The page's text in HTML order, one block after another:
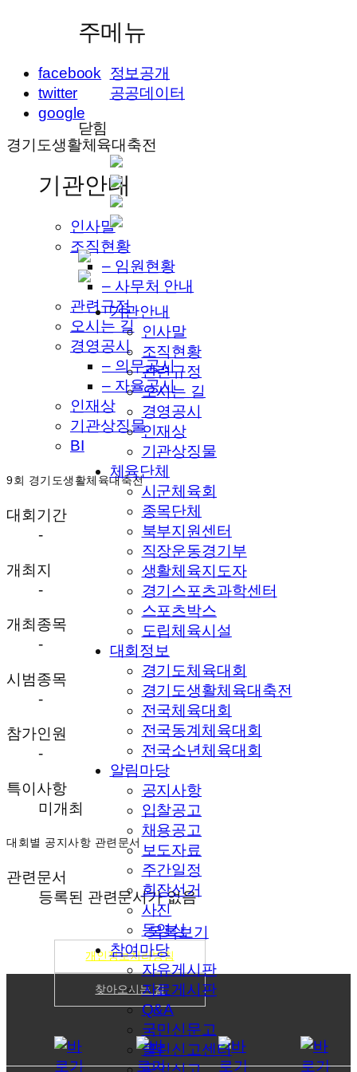
주메뉴
정보공개
공공데이터
닫힘
기관안내
인사말
조직현황
관련규정
오시는 길
경영공시
인재상
기관상징물
체육단체
시군체육회
종목단체
북부지원센터
직장운동경기부
생활체육지도자
경기스포츠과학센터
스포츠박스
도립체육시설
대회정보
경기도체육대회
경기도생활체육대축전
전국체육대회
전국동계체육대회
전국소년체육대회
알림마당
공지사항
입찰공고
채용공고
보도자료
주간일정
회장선거
사진
동영상
참여마당
자유게시판
자료게시판
Q&A
국민신문고
클린신고센터
facebook
twitter
google
경기도생활체육대축전
기관안내
인사말
조직현황
– 임원현황
– 사무처 안내
관련규정
오시는 길
경영공시
– 의무공시
– 자율공시
인재상
기관상징물
BI
9회 경기도생활체육대축전
대회기간
-
개최지
-
개최종목
-
시범종목
-
참가인원
-
특이사항
미개최
대회별 공지사항 관련문서
관련문서
등록된 관련문서가 없음
목록보기
개인정보처리방침
찾아오시는 길